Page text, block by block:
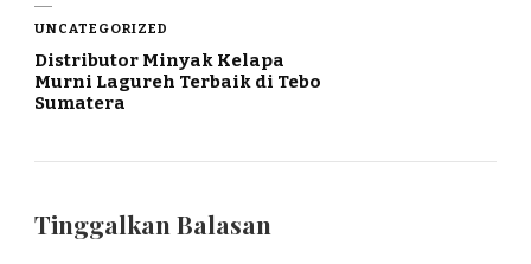
UNCATEGORIZED
Distributor Minyak Kelapa
Murni Lagureh Terbaik di Tebo
Sumatera
Tinggalkan Balasan